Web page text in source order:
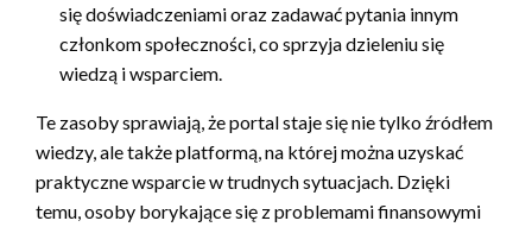
się doświadczeniami oraz zadawać pytania innym
członkom społeczności, co sprzyja dzieleniu się
wiedzą i wsparciem.
Te zasoby sprawiają, że portal staje się nie tylko źródłem
wiedzy, ale także platformą, na której można uzyskać
praktyczne wsparcie w trudnych sytuacjach. Dzięki
temu, osoby borykające się z problemami finansowymi